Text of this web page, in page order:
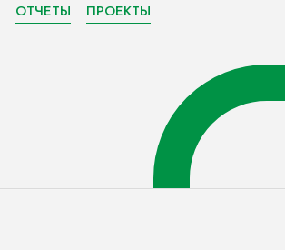
ОТЧЕТЫ
ПРОЕКТЫ